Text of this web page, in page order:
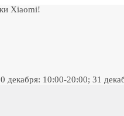
Xiaomi!
10:00-20:00; 31